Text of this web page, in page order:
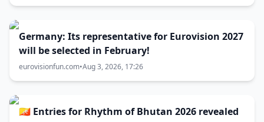
Germany: Its representative for Eurovision 2027
will be selected in February!
eurovisionfun.com•Aug 3, 2026, 17:26
🇧🇹 Entries for Rhythm of Bhutan 2026 revealed